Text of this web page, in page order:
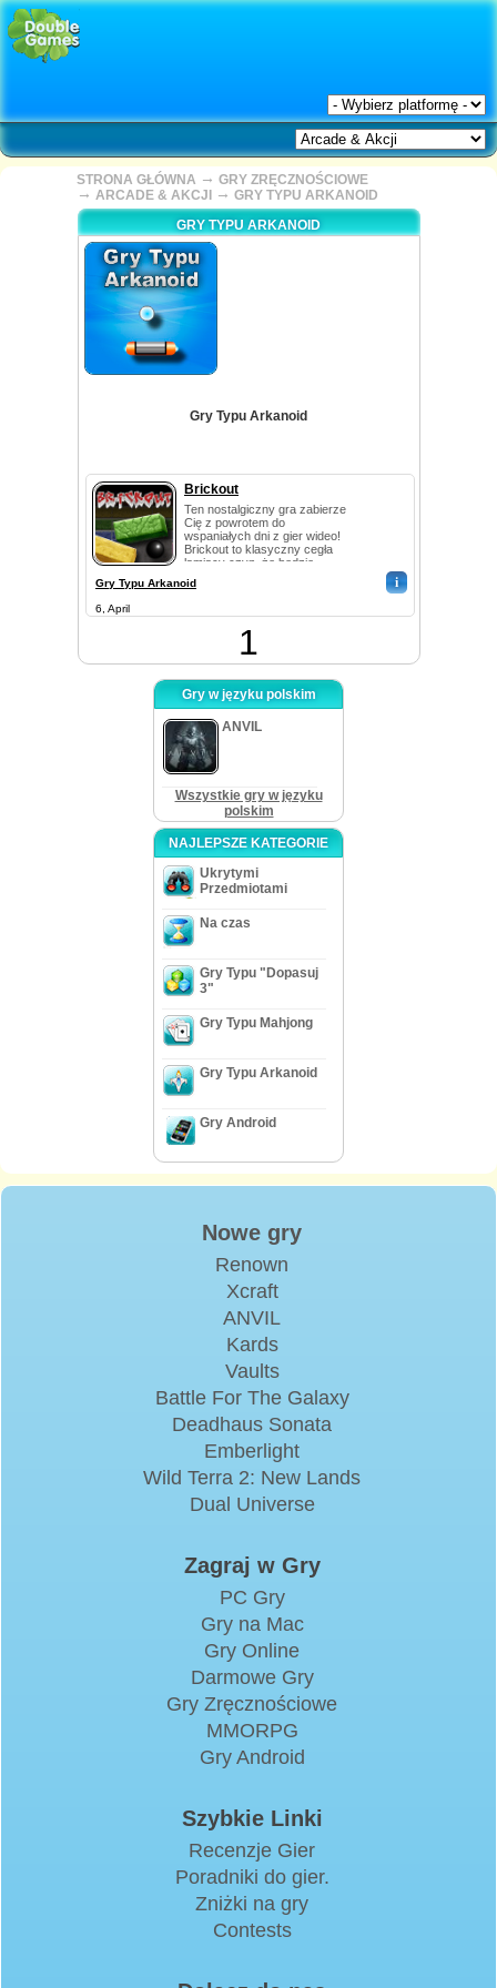
STRONA GŁÓWNA → GRY ZRĘCZNOŚCIOWE
→ ARCADE & AKCJI → GRY TYPU ARKANOID
GRY TYPU ARKANOID
Gry Typu Arkanoid
Brickout
Ten nostalgiczny gra zabierze
Cię z powrotem do
wspaniałych dni z gier wideo!
Brickout to klasyczny cegła
łamiący czyn, że będzie
Gry Typu Arkanoid i
6, April
1
Gry w języku polskim
ANVIL
Wszystkie gry w języku
polskim
NAJLEPSZE KATEGORIE
Ukrytymi
Przedmiotami
Na czas
Gry Typu "Dopasuj
3"
Gry Typu Mahjong
Gry Typu Arkanoid
Gry Android
Nowe gry
Renown
Xcraft
ANVIL
Kards
Vaults
Battle For The Galaxy
Deadhaus Sonata
Emberlight
Wild Terra 2: New Lands
Dual Universe
Zagraj w Gry
PC Gry
Gry na Mac
Gry Online
Darmowe Gry
Gry Zręcznościowe
MMORPG
Gry Android
Szybkie Linki
Recenzje Gier
Poradniki do gier.
Zniżki na gry
Contests